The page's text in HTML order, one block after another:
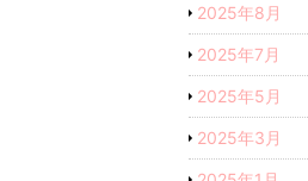
2025年8月
2025年7月
2025年5月
2025年3月